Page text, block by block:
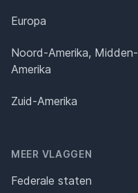
Europa
Noord-Amerika, Midden-
Amerika
Zuid-Amerika
MEER VLAGGEN
Federale staten